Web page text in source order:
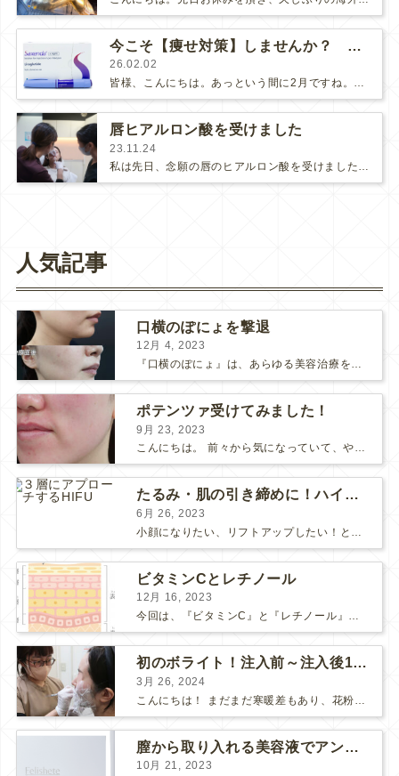
今こそ【痩せ対策】しませんか？ 〜2月のキャンペーン〜
26.02.02
皆様、こんにちは。あっという間に2月ですね。冬の時期になると出てくる…悩みがあります😅寒くなると家に引きこもりがちになり、お…
唇ヒアルロン酸を受けました
23.11.24
私は先日、念願の唇のヒアルロン酸を受けました～✨今回はアラガン社さんの講習で、当院の河辺先生に治療してもらいました。（アラガン社…
人気記事
口横のぽにょを撃退
12月 4, 2023
『口横のぽにょ』は、あらゆる美容治療を行ってもなかなか良くならないことで有名ですね。 糸リフトは口横にフォーカスするのは難しいですし、ショッピングスレッドを毎月受けるにはコストがかかります… ...
ポテンツァ受けてみました！
9月 23, 2023
こんにちは。 前々から気になっていて、やってみたい！ と思っていたポテンツァが当院に導入され私も体験してみました♪ 施術をする看護師として、ポテンツァとは何かをお伝えできればいいなと思い...
たるみ・肌の引き締めに！ハイフとポテンツァどっちがいい？
6月 26, 2023
小顔になりたい、リフトアップしたい！という方で、 HIFUにしようか、 ポテンツァにしようか、 と迷っている方も多いようです。 HIFUもポテンツァも、たるみや肌の引き締め効果のある人気の...
ビタミンCとレチノール
12月 16, 2023
今回は、『ビタミンC』と『レチノール』についてお話しします。 “美肌成分”の代表的な存在である「ビタミンC」と「レチノール」 美容意識の高い皆さまなら耳にしたことがあると思います。 それ...
初のボライト！注入前～注入後1週間の感想
3月 26, 2024
膣から取り入れる美容液でアンチエイジング
10月 21, 2023